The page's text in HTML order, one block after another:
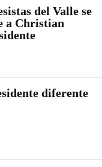
del Valle se
a Christian
diferente